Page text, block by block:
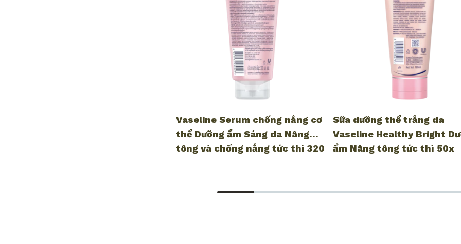
Vaseline Serum chống nắng cơ
thể Dưỡng ẩm Sáng da Nâng
tông và chống nắng tức thì 320
Sữa dưỡng thể trắng da
Vaseline Healthy Bright
ẩm Nâng tông tức thì 50x